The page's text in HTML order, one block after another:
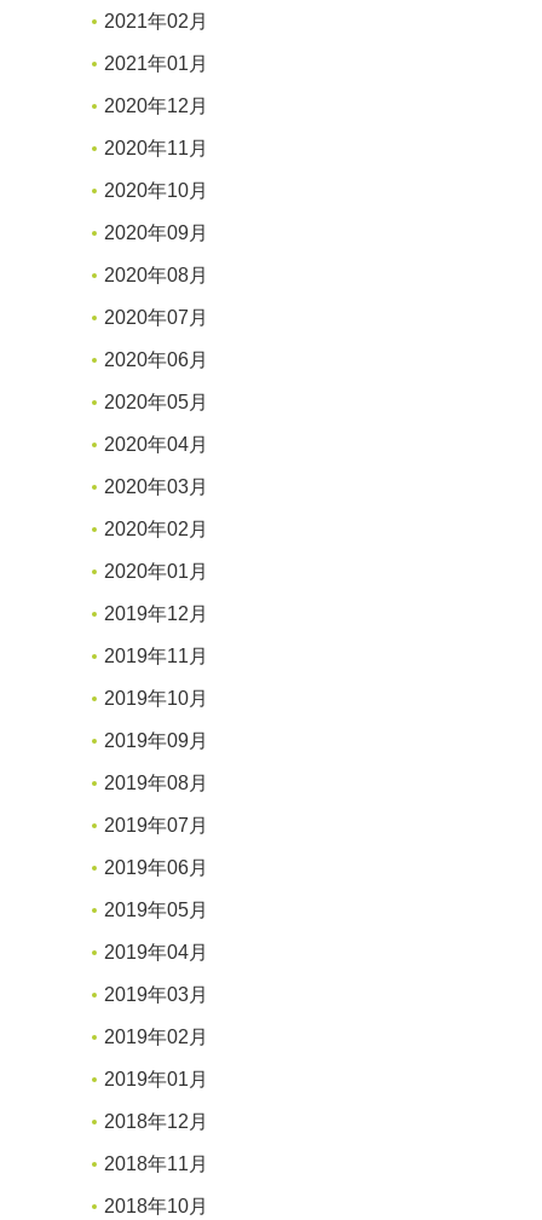
2021年02月
2021年01月
2020年12月
2020年11月
2020年10月
2020年09月
2020年08月
2020年07月
2020年06月
2020年05月
2020年04月
2020年03月
2020年02月
2020年01月
2019年12月
2019年11月
2019年10月
2019年09月
2019年08月
2019年07月
2019年06月
2019年05月
2019年04月
2019年03月
2019年02月
2019年01月
2018年12月
2018年11月
2018年10月